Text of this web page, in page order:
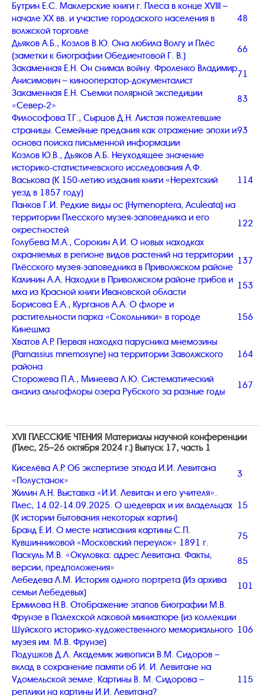
Бутрин Е.С. Маклерские книги г. Плеса в конце XVIII –
начале XX вв. и участие городаского населения в
волжской торговле
48
Дьяков А.Б., Козлов В.Ю. Она любила Волгу и Плёс
(заметки к биографии Обедиентовой Г. В.)
66
Закаменная Е.Н. Он снимал войну. Фроленко Владимир
Анисимович – кинооператор-документалист
71
Закаменная Е.Н. Съемки полярной экспедиции
«Север-2»
83
Философова Т.Г., Сырцов Д.Н. Листая пожелтевшие
страницы. Семейные предания как отражение эпохи и
основа поиска письменной информации
93
Козлов Ю.В., Дьяков А.Б. Неуходящее значение
историко-статистичевского исследования А.Ф.
Васькова (К 150-летию издания книги «Нерехтский
уезд в 1857 году)
114
Панков Г.И. Редкие виды ос (Hymenoptera, Aculeata) на
территории Плесского музея-заповедника и его
окрестностей
122
Голубева М.А., Сорокин А.И. О новых находках
охраняемых в регионе видов растений на территории
Плёсского музея-заповедника в Приволжском районе
137
Калинин А.А. Находки в Приволжском районе грибов и
мха из Красной книги Ивановской области
153
Борисова Е.А., Курганов А.А. О флоре и
растительности парка «Сокольники» в городе
Кинешма
156
Хватов А.Р. Первая находка парусника мнемозины
(Parnassius mnemosyne) на территории Заволжского
района
164
Сторожева П.А., Минеева Л.Ю. Систематический
анализ альгофлоры озера Рубского за разные годы
167
XVII ПЛЕССКИЕ ЧТЕНИЯ Материалы научной конференции
(Плес, 25–26 октября 2024 г.) Выпуск 17, часть 1
Киселёва А.Р. Об экспертизе этюда И.И. Левитана
«Полустанок»
3
Жилин А.Н. Выставка «И.И. Левитан и его учителя».
Плес, 14.02-14.09.2025. О шедеврах и их владельцах
(К истории бытования некоторых картин)
15
Бранд Е.И. О месте написания картины С.П.
Кувшинниковой «Московский переулок» 1891 г.
75
Паскуль М.В. «Окуловка: адрес Левитана. Факты,
версии, предположения»
85
Лебедева Л.М. История одного портрета (Из архива
семьи Лебедевых)
101
Ермилова Н.В. Отображение этапов биографии М.В.
Фрунзе в Палехской лаковой миниатюре (из коллекции
Шуйского историко-художественного мемориального
музея им. М.В. Фрунзе)
106
Подушков Д.Л. Академик живописи В.М. Сидоров –
вклад в сохранение памяти об И. И. Левитане на
Удомельской земле. Картины В. М. Сидорова –
реплики на картины И.И. Левитана?
115